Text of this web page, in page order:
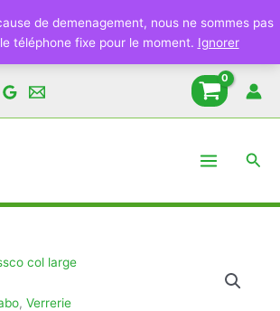
de demenagement, nous ne sommes pas
téléphone fixe pour le moment. Ignorer
, Verrerie